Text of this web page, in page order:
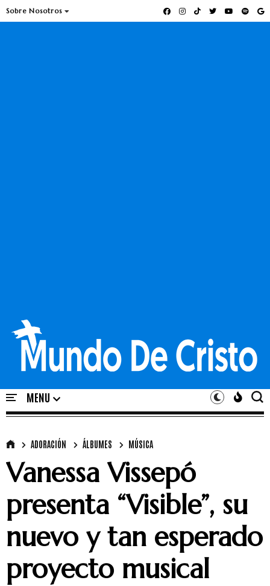
Sobre Nosotros
ADORACIÓN ÁLBUMES MÚSICA
Vanessa Vissepó
presenta “Visible”, su
nuevo y tan esperado
proyecto musical